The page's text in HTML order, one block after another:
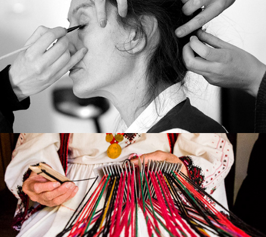
Снимачен ден №3